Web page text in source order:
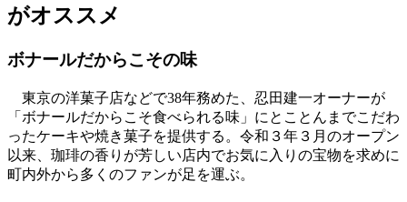
がオススメ
ボナールだからこその味
東京の洋菓子店などで38年務めた、忍田建一オーナーが
「ボナールだからこそ食べられる味」にとことんまでこだわ
ったケーキや焼き菓子を提供する。令和３年３月のオープン
以来、珈琲の香りが芳しい店内でお気に入りの宝物を求めに
町内外から多くのファンが足を運ぶ。